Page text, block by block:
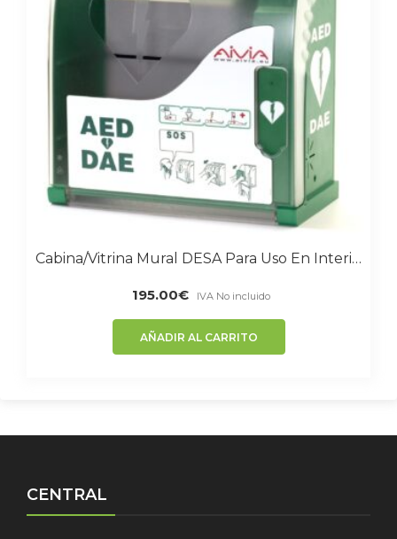
Cabina/Vitrina Mural DESA Para Uso En Interiores Con Alarma Luminosa Y Acústica
195.00€ IVA No incluido
AÑADIR AL CARRITO
CENTRAL